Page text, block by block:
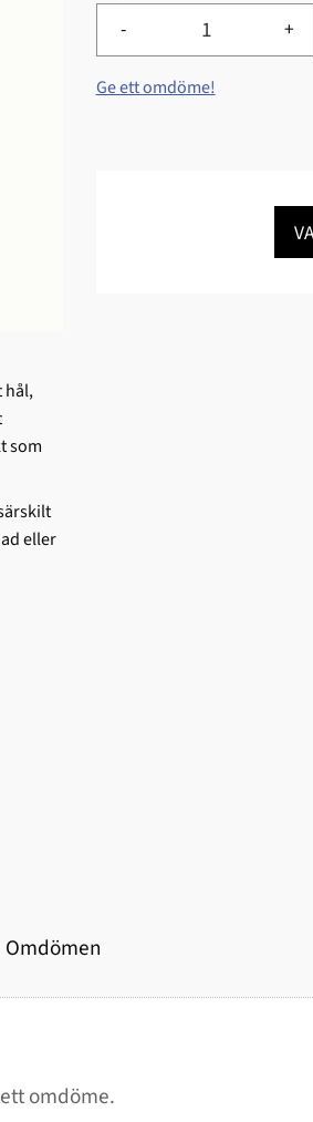
+
-
Ge ett omdöme!
hål,
som
eller
Omdömen